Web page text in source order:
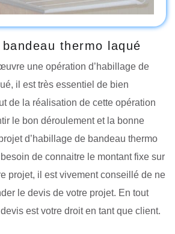
thermo laqué
une opération d’habillage de
il est très essentiel de bien
de la réalisation de cette opération
le bon déroulement et la bonne
d’habillage de bandeau thermo
de connaitre le montant fixe sur
projet, il est vivement conseillé de ne
le devis de votre projet. En tout
est votre droit en tant que client.